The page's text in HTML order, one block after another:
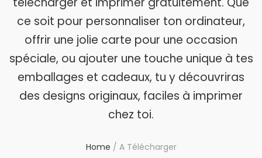
ce soit pour personnaliser ton ordinateur,
offrir une jolie carte pour une occasion
spéciale, ou ajouter une touche unique à tes
emballages et cadeaux, tu y découvriras
des designs originaux, faciles à imprimer
chez toi.
Home / A Télécharger